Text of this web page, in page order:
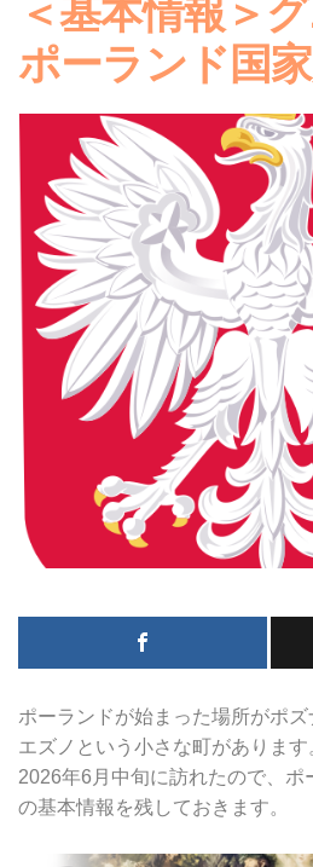
＜基本情報＞
ポーランド国
ポーランドが始まった場所がポ
エズノという小さな町があります
2026年6月中旬に訪れたので、ポ
の基本情報を残しておきます。